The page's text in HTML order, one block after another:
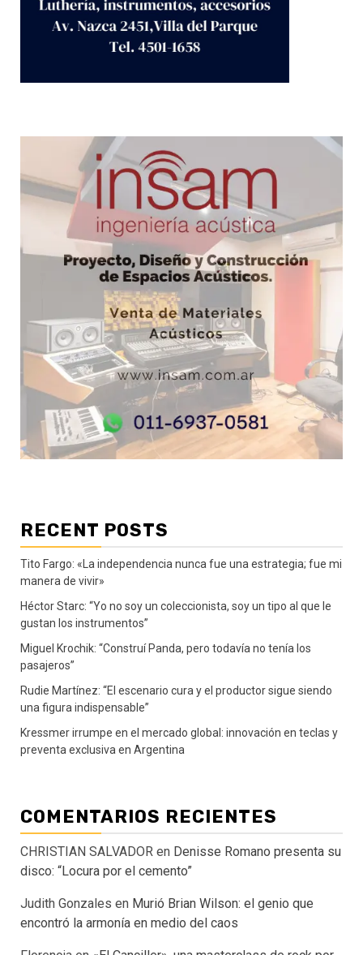
RECENT POSTS
Tito Fargo: «La independencia nunca fue una estrategia; fue mi
manera de vivir»
Héctor Starc: “Yo no soy un coleccionista, soy un tipo al que le
gustan los instrumentos”
Miguel Krochik: “Construí Panda, pero todavía no tenía los
pasajeros”
Rudie Martínez: “El escenario cura y el productor sigue siendo
una figura indispensable”
Kressmer irrumpe en el mercado global: innovación en teclas y
preventa exclusiva en Argentina
COMENTARIOS RECIENTES
CHRISTIAN SALVADOR en Denisse Romano presenta su
disco: “Locura por el cemento”
Judith Gonzales en Murió Brian Wilson: el genio que
encontró la armonía en medio del caos